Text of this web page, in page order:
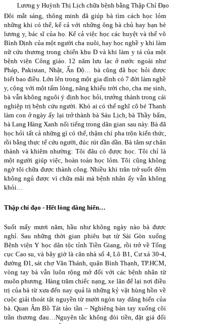
Lương y Huỳnh Thị Lịch chữa bệnh bằng Thập Chỉ Đạo
Đôi mắt sáng, thông minh đã giúp bà tìm cách học lỏm
những khi có thể, kể cả với những ông bà chủ hay bạn bè
lương y, bác sĩ của họ. Kể cả việc học các huyệt và thế võ
Bình Định của một người cha nuôi, hay học nghề y khi làm
nữ cứu thương trong chiến khu Đ và khi làm y tá của một
bệnh viện Công giáo. 12 năm lưu lạc ở nước ngoài như
Pháp, Pakistan, Nhật, Ấn Độ… bà cũng đã học hỏi được
biết bao điều. Lớn lên trong một gia đình có 7 đời làm nghề
y, cộng với một tấm lòng, năng khiếu trời cho, cha mẹ sinh,
bà vẫn không nguôi ý định học hỏi, trưởng thành trong cái
nghiệp trị bệnh cứu người. Khó ai có thể nghĩ cô bé Thanh
làm con ở ngày ấy lại trở thành bà Sáu Lịch, bà Thầy bấm,
bà Lang Hàng Xanh nổi tiếng trong dân gian sau này. Bà đã
học hỏi tất cả những gì có thể, thậm chí pha trộn kiến thức,
rồi bằng thực tế cứu người, đúc rút dần dần. Bà tâm sự chân
thành và khiêm nhường: Tôi đâu có được học. Tôi chỉ là
một người giúp việc, hoàn toàn học lỏm. Tôi cũng không
ngờ tôi chữa được thành công. Nhiều khi trăn trở suốt đêm
không ngủ được vì chữa mãi mà bệnh nhân ấy vẫn không
khỏi…
Thập chỉ đạo - Hết lòng dâng hiến…
Suốt mấy mươi năm, hầu như không ngày nào bà được
nghỉ. Sau những thời gian phiêu bạt từ Sài Gòn xuống
Bệnh viện Y học dân tộc tỉnh Tiền Giang, rồi trở về Tổng
cục Cao su, và bây giờ là căn nhà số 4, Lô B1, Cư xá 30-4,
đường Đ1, sát chợ Văn Thánh, quận Bình Thạnh, TP.HCM,
vòng tay bà vẫn luôn rộng mở đối với các bệnh nhân từ
muôn phương. Hàng trăm chiếc nạng, xe lăn để lại nơi điều
trị của bà từ xưa đến nay quả là những kỷ vật hùng hồn về
cuộc giải thoát tật nguyền từ mười ngón tay dâng hiến của
bà. Quan Âm Bồ Tát tảo tần – Nghiêng bàn tay xuống cõi
trần thương đau…Nguyên tắc không đòi tiền, đặt giá đối